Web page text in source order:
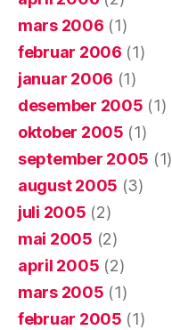
mars 2006 (1)
februar 2006 (1)
januar 2006 (1)
desember 2005 (1)
oktober 2005 (1)
september 2005 (1)
august 2005 (3)
juli 2005 (2)
mai 2005 (2)
april 2005 (2)
mars 2005 (1)
februar 2005 (1)